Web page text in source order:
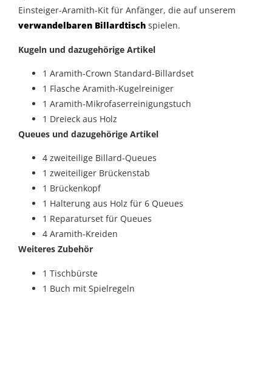
Einsteiger-Aramith-Kit für Anfänger, die auf unserem
verwandelbaren Billardtisch spielen.
Kugeln und dazugehörige Artikel
1 Aramith-Crown Standard-Billardset
1 Flasche Aramith-Kugelreiniger
1 Aramith-Mikrofaserreinigungstuch
1 Dreieck aus Holz
Queues und dazugehörige Artikel
4 zweiteilige Billard-Queues
1 zweiteiliger Brückenstab
1 Brückenkopf
1 Halterung aus Holz für 6 Queues
1 Reparaturset für Queues
4 Aramith-Kreiden
Weiteres Zubehör
1 Tischbürste
1 Buch mit Spielregeln